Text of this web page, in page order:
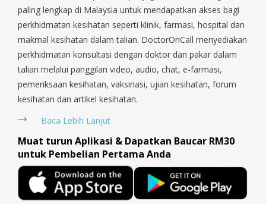
Payoh, Tanjong Pagar, Telok Blangah, Tanglin, Thomson, Tuas,
Tengah, Upper East Coast, Upper Bukit Timah, Upper Thomson,
Woodlands, West Coast, Yishun, Yio Chu Kang.
paling lengkap di Malaysia untuk mendapatkan akses bagi
perkhidmatan kesihatan seperti klinik, farmasi, hospital dan
makmal kesihatan dalam talian. DoctorOnCall menyediakan
perkhidmatan konsultasi dengan doktor dan pakar dalam
talian melalui panggilan video, audio, chat, e-farmasi,
pemeriksaan kesihatan, vaksinasi, ujian kesihatan, forum
kesihatan dan artikel kesihatan.
Baca Lebih Lanjut
Muat turun Aplikasi & Dapatkan Baucar RM30
untuk Pembelian Pertama Anda